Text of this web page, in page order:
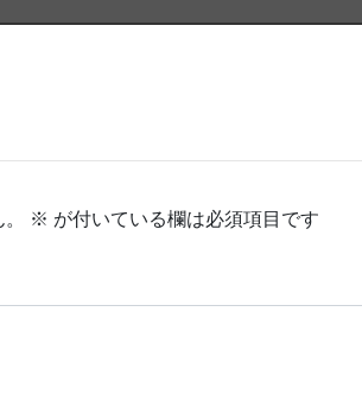
※ が付いている欄は必須項目です